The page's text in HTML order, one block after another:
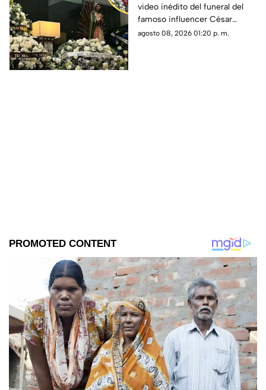
César Gastélum que
podrían explicar
muchas cosas
video inédito del funeral del
famoso influencer César
Gastélum, quien fue asesinado
agosto 08, 2026 01:20 p. m.